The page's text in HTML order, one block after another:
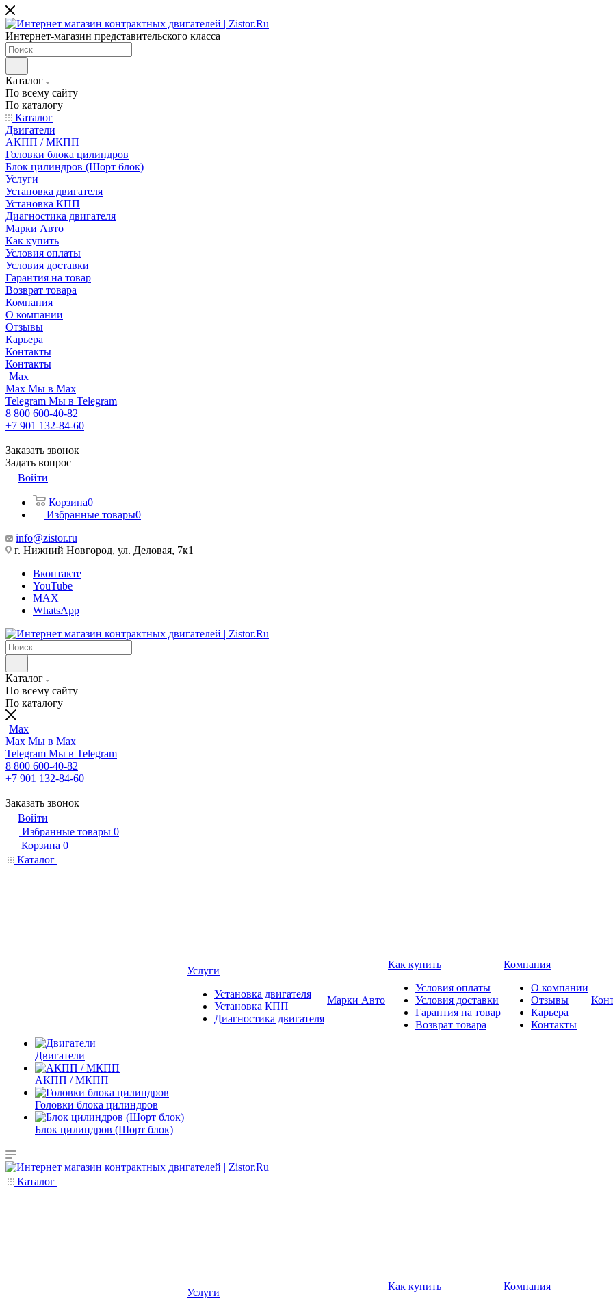
Интернет-магазин представительского класса
Каталог
По всему сайту
По каталогу
Каталог
Двигатели
АКПП / МКПП
Головки блока цилиндров
Блок цилиндров (Шорт блок)
Услуги
Установка двигателя
Установка КПП
Диагностика двигателя
Марки Авто
Как купить
Условия оплаты
Условия доставки
Гарантия на товар
Возврат товара
Компания
О компании
Отзывы
Карьера
Контакты
Контакты
Max
Max Мы в Max
Telegram Мы в Telegram
8 800 600-40-82
+7 901 132-84-60
Заказать звонок
Задать вопрос
Войти
Корзина0
Избранные товары0
info@zistor.ru
г. Нижний Новгород, ул. Деловая, 7к1
Вконтакте
YouTube
MAX
WhatsApp
Каталог
По всему сайту
По каталогу
Max
Max Мы в Max
Telegram Мы в Telegram
8 800 600-40-82
+7 901 132-84-60
Заказать звонок
Войти
Избранные товары 0
Корзина 0
Каталог
Двигатели
АКПП / МКПП
Головки блока цилиндров
Блок цилиндров (Шорт блок)
Услуги
Установка двигателя
Установка КПП
Диагностика двигателя
Марки Авто
Как купить
Условия оплаты
Условия доставки
Гарантия на товар
Возврат товара
Компания
О компании
Отзывы
Карьера
Контакты
Каталог
Услуги
Как купить
Компания